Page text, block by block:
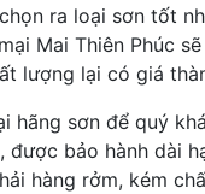
ra loại sơn tốt
Mai Thiên Phúc
lượng lại có giá
hãng sơn để quý
được bảo hành dài
hàng rởm, kém